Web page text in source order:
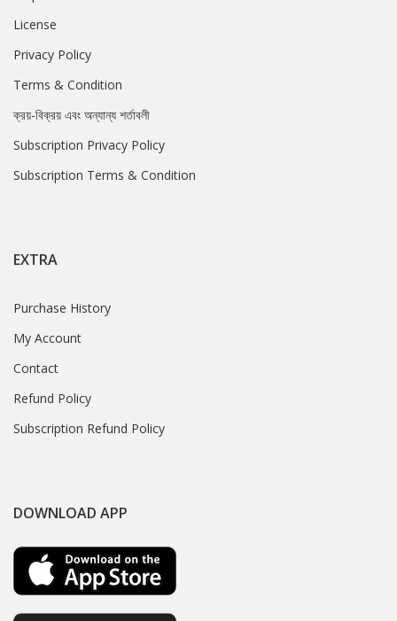
License
Privacy Policy
Terms & Condition
ক্রয়-বিক্রয় এবং অন্যান্য শর্তাবলী
Subscription Privacy Policy
Subscription Terms & Condition
EXTRA
Purchase History
My Account
Contact
Refund Policy
Subscription Refund Policy
DOWNLOAD APP